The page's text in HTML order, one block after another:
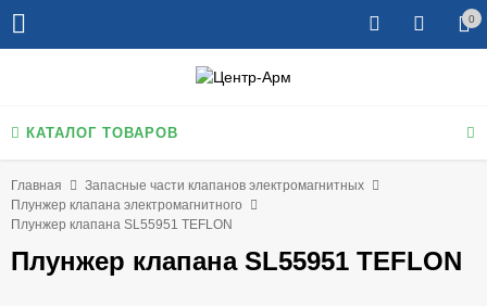
0
КАТАЛОГ ТОВАРОВ
Главная
Запасные части клапанов электромагнитных
Плунжер клапана электромагнитного
Плунжер клапана SL55951 TEFLON
Плунжер клапана SL55951 TEFLON